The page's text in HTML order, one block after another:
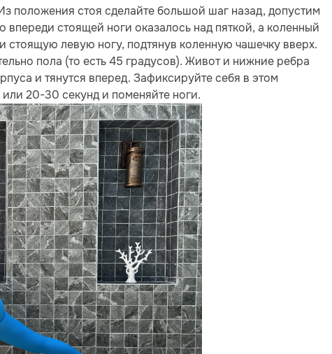
положения стоя сделайте большой шаг назад, допустим
впереди стоящей ноги оказалось над пяткой, а коленный
стоящую левую ногу, подтянув коленную чашечку вверх.
пола (то есть 45 градусов). Живот и нижние ребра
и тянутся вперед. Зафиксируйте себя в этом
20-30 секунд и поменяйте ноги.